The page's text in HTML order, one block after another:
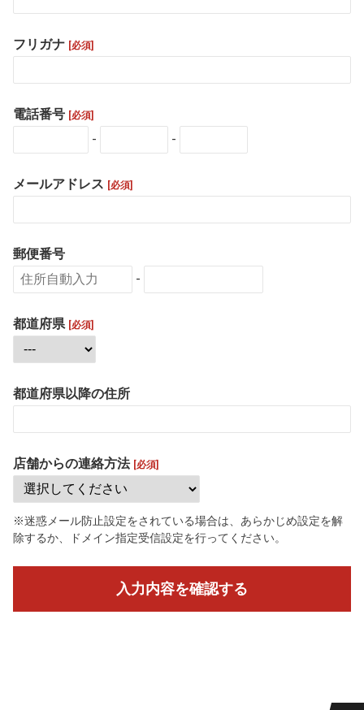
フリガナ [必須]
電話番号 [必須]
- -
メールアドレス [必須]
郵便番号
-
都道府県 [必須]
都道府県以降の住所
店舗からの連絡方法 [必須]
※迷惑メール防止設定をされている場合は、あらかじめ設定を解
除するか、ドメイン指定受信設定を行ってください。